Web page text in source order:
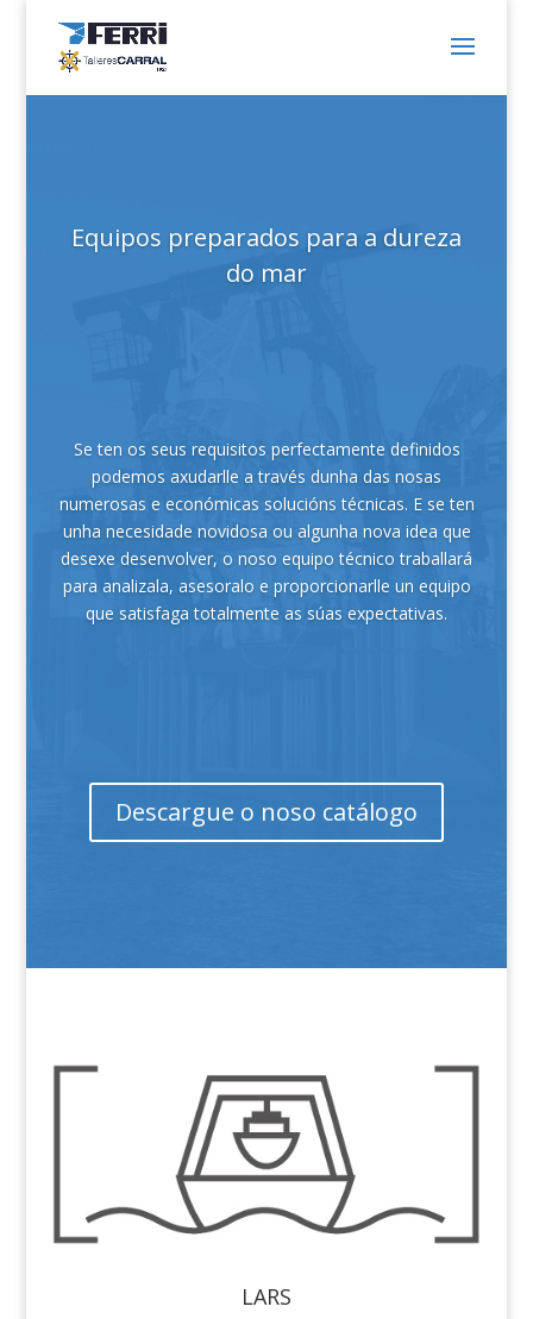
Equipos preparados para a dureza
do mar
Se ten os seus requisitos perfectamente definidos
podemos axudarlle a través dunha das nosas
numerosas e económicas solucións técnicas. E se ten
unha necesidade novidosa ou algunha nova idea que
desexe desenvolver, o noso equipo técnico traballará
para analizala, asesoralo e proporcionarlle un equipo
que satisfaga totalmente as súas expectativas.
Descargue o noso catálogo
LARS